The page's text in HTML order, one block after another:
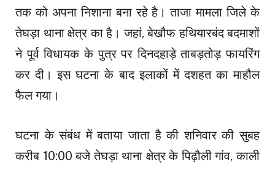
तक को अपना निशाना बना रहे है। ताजा मामला जिले के
तेघड़ा थाना क्षेत्र का है। जहां, बेखौफ हथियारबंद बदमाशों
ने पूर्व विधायक के पुत्र पर दिनदहाड़े ताबड़तोड़ फायरिंग
कर दी। इस घटना के बाद इलाकों में दशहत का माहौल
फैल गया।
घटना के संबंध में बताया जाता है की शनिवार की सुबह
करीब 10:00 बजे तेघड़ा थाना क्षेत्र के पिढ़ौली गांव, काली